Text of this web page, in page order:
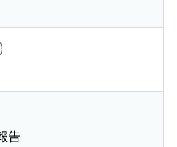
告